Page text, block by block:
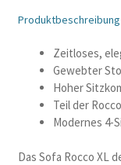
Produktbeschreibung
Zeitloses,
Gewebter
Hoher
Teil der
Modernes 4-
Das Sofa Rocco XL